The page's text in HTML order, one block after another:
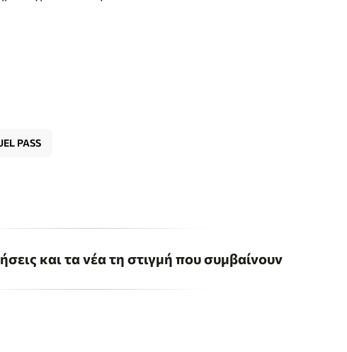
PASS
και τα νέα τη στιγμή που συμβαίνουν